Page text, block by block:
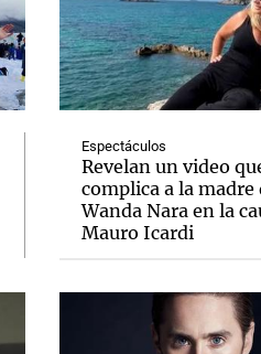
Espectáculos
Revelan un video
complica a la madre
Wanda Nara en la
Mauro Icardi